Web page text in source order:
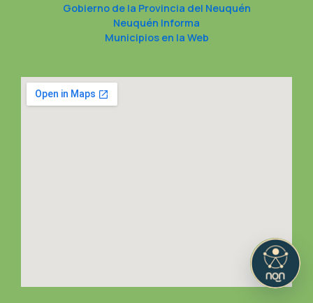
Gobierno de la Provincia del Neuquén
Neuquén Informa
Municipios en la Web